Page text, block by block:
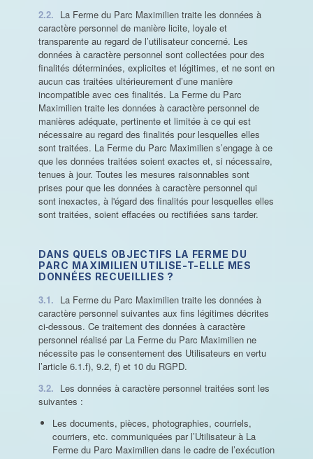
2.2. La Ferme du Parc Maximilien traite les données à
caractère personnel de manière licite, loyale et
transparente au regard de l’utilisateur concerné. Les
données à caractère personnel sont collectées pour des
finalités déterminées, explicites et légitimes, et ne sont en
aucun cas traitées ultérieurement d’une manière
incompatible avec ces finalités. La Ferme du Parc
Maximilien traite les données à caractère personnel de
manières adéquate, pertinente et limitée à ce qui est
nécessaire au regard des finalités pour lesquelles elles
sont traitées. La Ferme du Parc Maximilien s’engage à ce
que les données traitées soient exactes et, si nécessaire,
tenues à jour. Toutes les mesures raisonnables sont
prises pour que les données à caractère personnel qui
sont inexactes, à l'égard des finalités pour lesquelles elles
sont traitées, soient effacées ou rectifiées sans tarder.
DANS QUELS OBJECTIFS LA FERME DU
PARC MAXIMILIEN UTILISE-T-ELLE MES
DONNÉES RECUEILLIES ?
3.1. La Ferme du Parc Maximilien traite les données à
caractère personnel suivantes aux fins légitimes décrites
ci-dessous. Ce traitement des données à caractère
personnel réalisé par La Ferme du Parc Maximilien ne
nécessite pas le consentement des Utilisateurs en vertu
l’article 6.1.f), 9.2, f) et 10 du RGPD.
3.2. Les données à caractère personnel traitées sont les
suivantes :
Les documents, pièces, photographies, courriels,
courriers, etc. communiquées par l’Utilisateur à La
Ferme du Parc Maximilien dans le cadre de l’exécution